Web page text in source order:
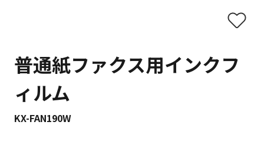
普通紙ファクス用インクフ
ィルム
KX-FAN190W